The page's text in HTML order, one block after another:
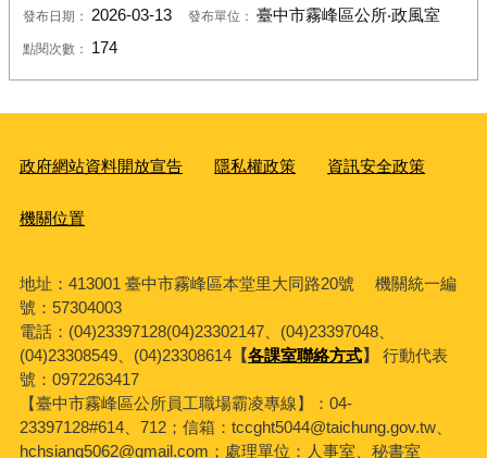
發布日期： 2026-03-13 發布單位： 臺中市霧峰區公所‧政風室
點閱次數： 174
政府網站資料開放宣告 隱私權政策 資訊安全政策
機關位置
地址：413001 臺中市霧峰區本堂里大同路20號 機關統一編
號：57304003
電話：(04)23397128(04)23302147、(04)23397048、
(04)23308549、(04)23308614【各課室聯絡方式】
行動代表
號：0972263417
【臺中市霧峰區公所員工職場霸凌專線】：04-
23397128#614、712；信箱：tccght5044@taichung.gov.tw、
hchsiang5062@gmail.com；處理單位：人事室、秘書室